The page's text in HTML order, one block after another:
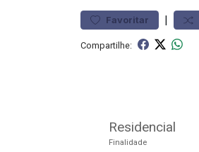
Favoritar |
Compartilhe:
Residencial
Finalidade